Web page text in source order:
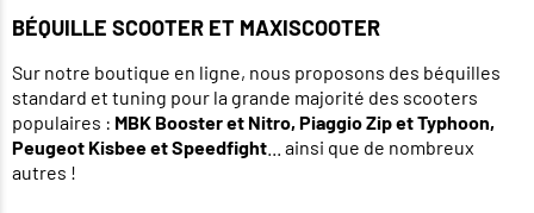
BÉQUILLE SCOOTER ET MAXISCOOTER
Sur notre boutique en ligne, nous proposons des béquilles
standard et tuning pour la grande majorité des scooters
populaires : MBK Booster et Nitro, Piaggio Zip et Typhoon,
Peugeot Kisbee et Speedfight ... ainsi que de nombreux
autres !